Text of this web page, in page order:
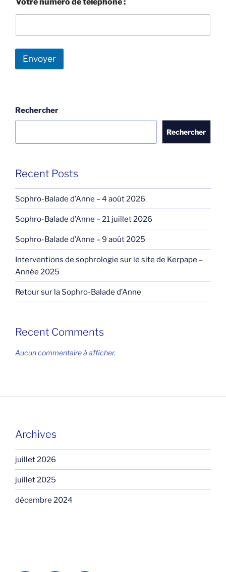
e
Envoyer
Rechercher
Rechercher
Recent Posts
Sophro-Balade d’Anne – 4 août 2026
Sophro-Balade d’Anne – 21 juillet 2026
Sophro-Balade d’Anne – 9 août 2025
Interventions de sophrologie sur le site de Kerpape –
Année 2025
Retour sur la Sophro-Balade d’Anne
Recent Comments
Aucun commentaire à afficher.
Archives
juillet 2026
juillet 2025
décembre 2024